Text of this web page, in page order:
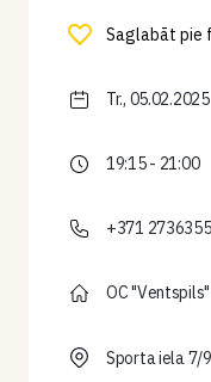
Saglabāt pie
Tr., 05.02.2025
19:15 - 21:00
+371
OC
Sporta iela 7/9